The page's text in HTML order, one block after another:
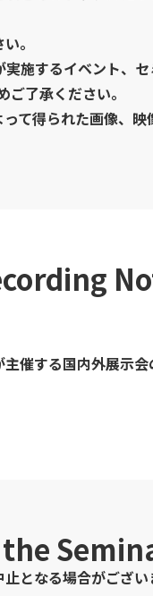
。
施するイベント、
了承ください。
て得られた画像、
する国内外展示会
となる場合がござい